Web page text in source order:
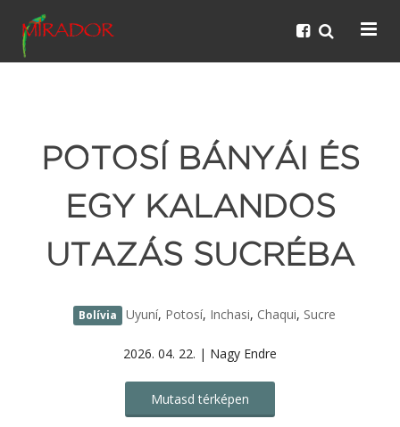
POTOSÍ BÁNYÁI ÉS
EGY KALANDOS
UTAZÁS SUCRÉBA
Bolívia Uyuní, Potosí, Inchasi, Chaqui, Sucre
2026. 04. 22. | Nagy Endre
Mutasd térképen